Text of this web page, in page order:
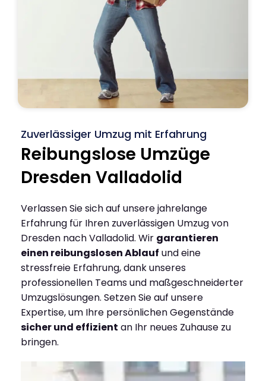
Zuverlässiger Umzug mit Erfahrung
Reibungslose Umzüge
Dresden Valladolid
Verlassen Sie sich auf unsere jahrelange
Erfahrung für Ihren zuverlässigen Umzug von
Dresden nach Valladolid. Wir garantieren
einen reibungslosen Ablauf und eine
stressfreie Erfahrung, dank unseres
professionellen Teams und maßgeschneiderter
Umzugslösungen. Setzen Sie auf unsere
Expertise, um Ihre persönlichen Gegenstände
sicher und effizient an Ihr neues Zuhause zu
bringen.